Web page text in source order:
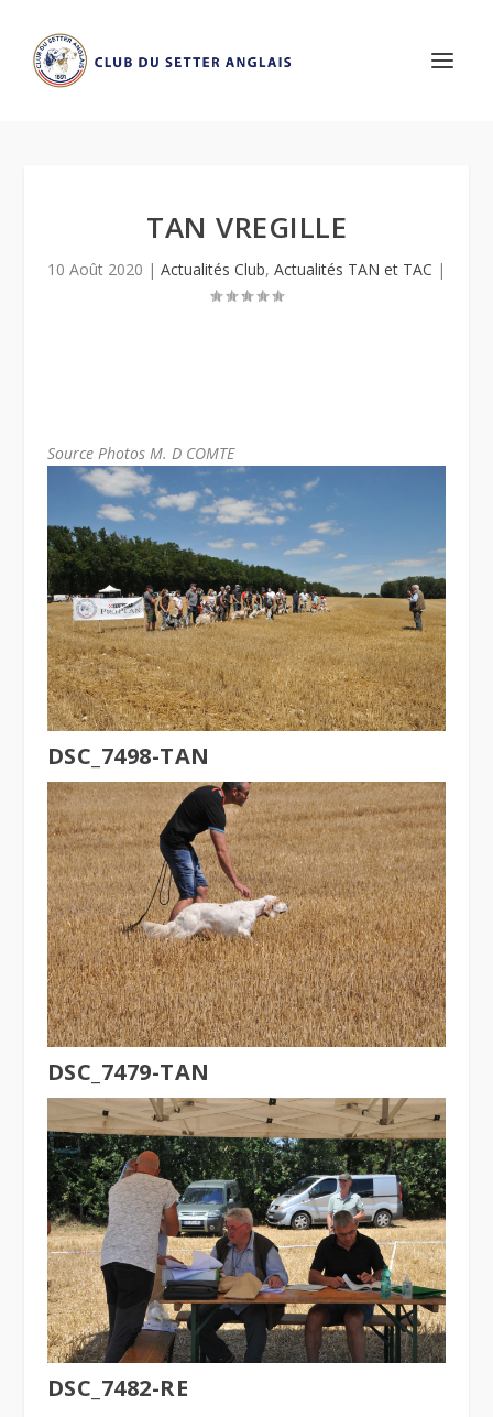
TAN VREGILLE
10 Août 2020 | Actualités Club, Actualités TAN et TAC |
Source Photos M. D COMTE
DSC_7498-TAN
DSC_7479-TAN
DSC_7482-RE